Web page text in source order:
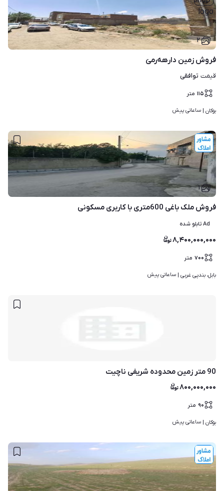
۲
فروش زمین دارهەرمێ
قیمت توافقی
۱۱۵ متر
بوکان | ساعاتی پیش
۱
فروش ملک باغی 600متری با کاربری مسکونی
Ad تابلو شده
۸,۴۰۰,۰۰۰,۰۰۰
۷۰۰ متر
بابل، بندپی غربی | ساعاتی پیش
90 متر زمین محدوده شریفی ناچیت
۸۰۰,۰۰۰,۰۰۰
۹۰ متر
بوکان | ساعاتی پیش